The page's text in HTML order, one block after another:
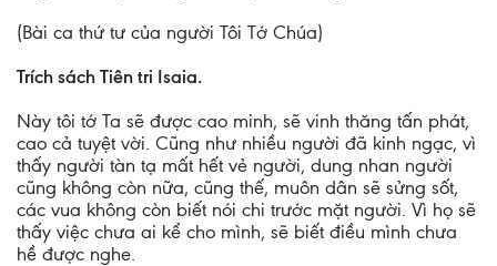
(Bài ca thứ tư của người Tôi Tớ Chúa)
Trích sách Tiên tri Isaia.
Này tôi tớ Ta sẽ được cao minh, sẽ vinh thăng tấn phát,
cao cả tuyệt vời. Cũng như nhiều người đã kinh ngạc, vì
thấy người tàn tạ mất hết vẻ người, dung nhan người
cũng không còn nữa, cũng thế, muôn dân sẽ sửng sốt,
các vua không còn biết nói chi trước mặt người. Vì họ sẽ
thấy việc chưa ai kể cho mình, sẽ biết điều mình chưa
hề được nghe.